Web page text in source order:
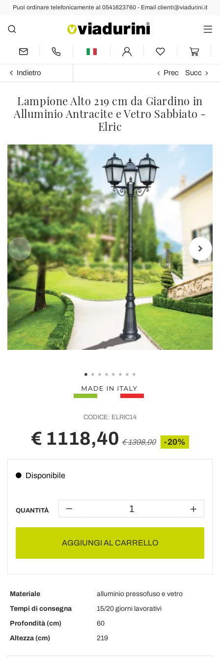
Puoi ordinare telefonicamente al 0541623760 - Email clienti@viadurini.it
Indietro Prec Succ
Lampione Alto 219 cm da Giardino in
Alluminio Antracite e Vetro Sabbiato -
Elric
CODICE: ELRIC14
€ 1118,40 € 1398,00 -20%
Disponibile
QUANTITÀ
AGGIUNGI AL CARRELLO
Materiale
alluminio pressofuso e vetro
Tempi di consegna
15/20 giorni lavorativi
Profondità (cm)
60
Altezza (cm)
219